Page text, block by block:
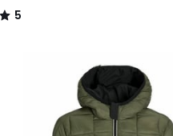
5
/